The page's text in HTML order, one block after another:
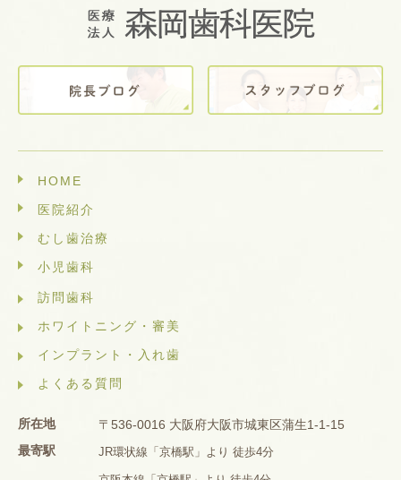
HOME
医院紹介
むし歯治療
小児歯科
訪問歯科
ホワイトニング・審美
インプラント・入れ歯
よくある質問
所在地
〒536-0016 大阪府大阪市城東区蒲生1-1-15
最寄駅
JR環状線「京橋駅」より 徒歩4分